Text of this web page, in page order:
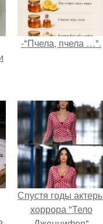
-"Пчела, пчела …".
Спустя годы
хоррора "Тело